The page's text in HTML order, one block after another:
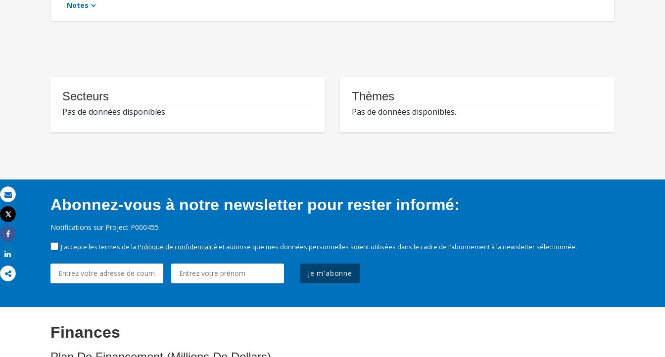
Email
Imprimer
Tweet
Share
Notes
Secteurs
Pas de données disponibles.
Thèmes
Pas de données disponibles.
Abonnez-vous à notre newsletter pour rester informé:
Notifications sur Project P000455
J'accepte les termes de la Politique de confidentialité et autorise que mes données personnelles soient utilisées dans le cadre de l'abonnement à la newsletter sélectionnée.
Je m'abonne
Finances